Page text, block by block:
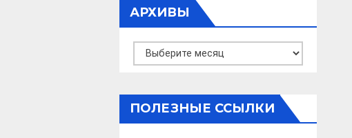
АРХИВЫ
Архивы
ПОЛЕЗНЫЕ ССЫЛКИ